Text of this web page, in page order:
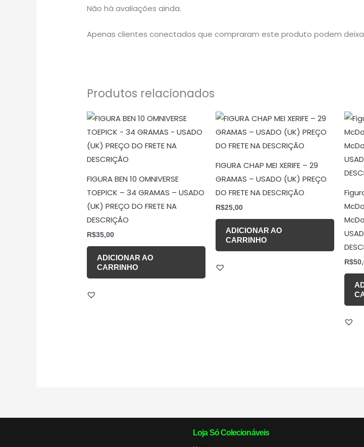
Não há avaliações ainda.
Apenas clientes conectados que compraram este produto podem
Produtos relacionados
FIGURA BEN 10 OMNIVERSE
TOEPICK – 34 GRAMAS – USADO
(UK) PREÇO DO FRETE NA
DESCRIÇÃO
R$35,00
ADICIONAR AO
CARRINHO
FIGURA CHAP MEI XERIFE – 29
GRAMAS – USADO (UK) PREÇO
DO FRETE NA DESCRIÇÃO
R$25,00
ADICIONAR AO
CARRINHO
R$
Loja Só Colecionáveis